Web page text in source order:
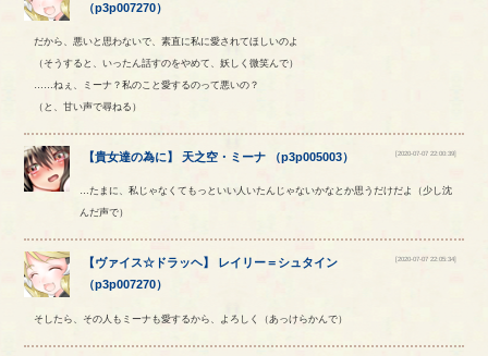
（p3p007270）
だから、悪いと思わないで、素直に私に愛されてほしいのよ
（そうすると、いったん話すのをやめて、妖しく微笑んで）
……ねぇ、ミーナ？私のこと愛するのって悪いの？
（と、甘い声で尋ねる）
【貴女達の為に 】天之空 ・ ミーナ （p3p005003） [2020-07-07 22:00:39]
…たまに、私じゃなくてもっといい人いたんじゃないかなとか思うだけだよ（少し沈
んだ声で）
【ヴァイス☆ドラッヘ】 レイリー＝ シュタイン
（p3p007270）
[2020-07-07 22:05:34]
そしたら、その人もミーナも愛するから、よろしく（あっけらかんで）